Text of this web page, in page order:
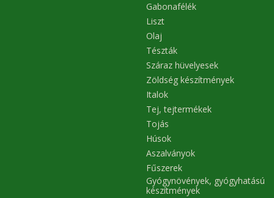
Gabonafélék
Liszt
Olaj
Tészták
Száraz hüvelyesek
Zöldség készítmények
Italok
Tej, tejtermékek
Tojás
Húsok
Aszalványok
Fűszerek
Gyógynövények, gyógyhatású
készítmények